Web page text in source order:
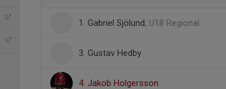
1. Gabriel Sjölund, U18 Regional
3. Gustav Hedby
4. Jakob Holgersson